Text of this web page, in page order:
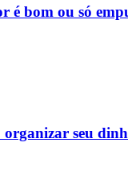
é bom ou só
seu